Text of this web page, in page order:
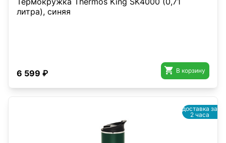
литра), синяя
6 599 ₽  В корзину
доставка за
2 часа